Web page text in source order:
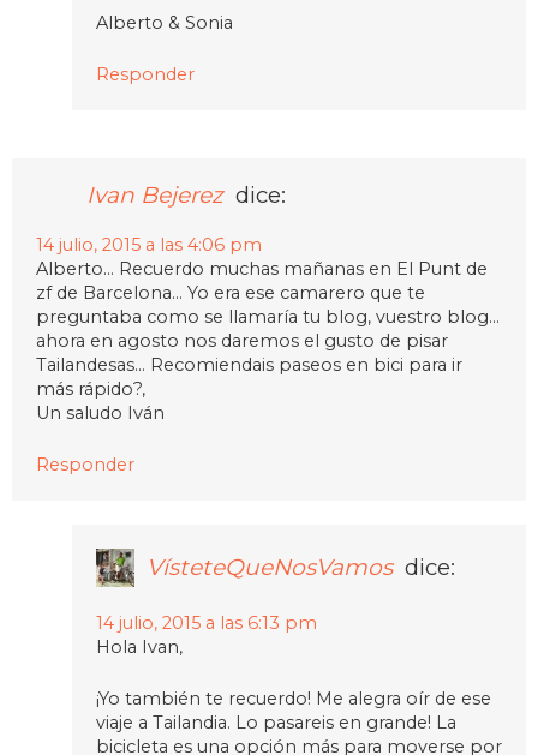
Alberto & Sonia
Responder
Ivan Bejerez dice:
14 julio, 2015 a las 4:06 pm
Alberto… Recuerdo muchas mañanas en El Punt de
zf de Barcelona… Yo era ese camarero que te
preguntaba como se llamaría tu blog, vuestro blog…
ahora en agosto nos daremos el gusto de pisar
Tailandesas… Recomiendais paseos en bici para ir
más rápido?,
Un saludo Iván
Responder
VísteteQueNosVamos dice:
14 julio, 2015 a las 6:13 pm
Hola Ivan,
¡Yo también te recuerdo! Me alegra oír de ese
viaje a Tailandia. Lo pasareis en grande! La
bicicleta es una opción más para moverse por